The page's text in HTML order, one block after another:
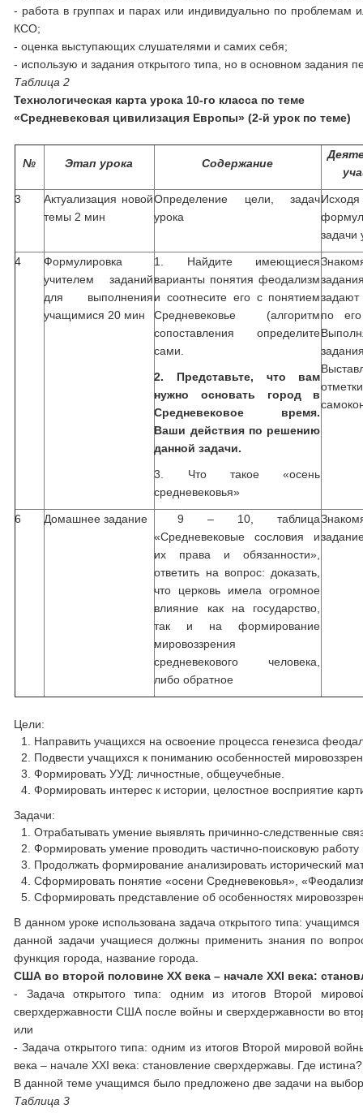
- работа в группах и парах или индивидуально по
КСО;
- оценка выступающих слушателями и самих себя;
- использую и задания открытого типа, но в основном задания
Таблица 2
Технологическая карта урока 10-го класса по теме
«Средневековая цивилизация Европы» (2-й урок по теме)
№ Этап урока Содержание
3
Актуализация новой
темы 2 мин
Определение цели, задач
урока
задачи
4
Формулировка
учителем заданий
для выполнения
учащимися 20 мин
1. Найдите имеющиеся
варианты понятия феодализм
и соотнесите его с понятием
Средневековье (алгоритм
сопоставления определите
сами.
2. Представьте, что вам
нужно основать город в
Средневековое время.
Ваши действия по решению
данной задачи.
3. Что такое «осень
средневековья»
по
6 Домашнее задание
9 – 10, таблица
«Средневековые сословия и
их права и обязанности»,
ответить на вопрос: доказать,
что церковь имела огромное
влияние как на государство,
так и на формирование
мировоззрения
средневекового человека,
либо обратное
Цели:
Направить учащихся на освоение процесса генезиса
Подвести учащихся к пониманию особенностей
Формировать УУД: личностные, общеучебные.
Формировать интерес к истории, целостное восприятие
Задачи:
Отрабатывать умение выявлять причинно-следственные
Формировать умение проводить частично-поисковую работу
Продолжать формирование анализировать исторический
Сформировать понятие «осени Средневековья»,
Сформировать представление об особенностях
В данном уроке использована задача открытого типа:
данной задачи учащиеся должны применить знания по
функция города, название города.
США во второй половинеXX века – началеXXI века:
- Задача открытого типа: одним из итогов Второй
сверхдержавности США после войны и сверхдержавности во
или
- Задача открытого типа: одним из итогов Второй мировой
века – начале XXI века: становление сверхдержавы. Где
В данной теме учащимся было предложено две задачи на
Таблица 3